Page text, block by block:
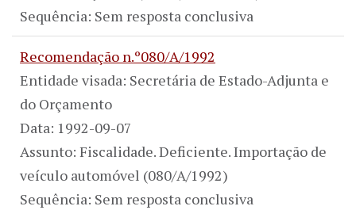
Sequência: Sem resposta conclusiva
Recomendação n.º080/A/1992
Entidade visada: Secretária de Estado-Adjunta e
do Orçamento
Data: 1992-09-07
Assunto: Fiscalidade. Deficiente. Importação de
veículo automóvel (080/A/1992)
Sequência: Sem resposta conclusiva